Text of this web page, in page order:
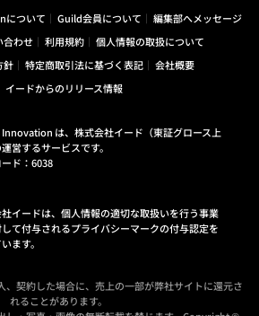
について Guild会員について
編集部へメッセージ
合わせ
利用規約
個人情報の取扱について
針
特定商取引法に基づく表記
会社概要
イードからのリリース情報
Innovation は、株式会社イード（東証グロース上
営するサービスです。
ド：6038
イードは、個人情報の適切な取扱いを行う事業
て付与されるプライバシーマークの付与認定を
ます。
、契約した場合に、売上の一部が弊社サイトに還元さ
れることがあります。